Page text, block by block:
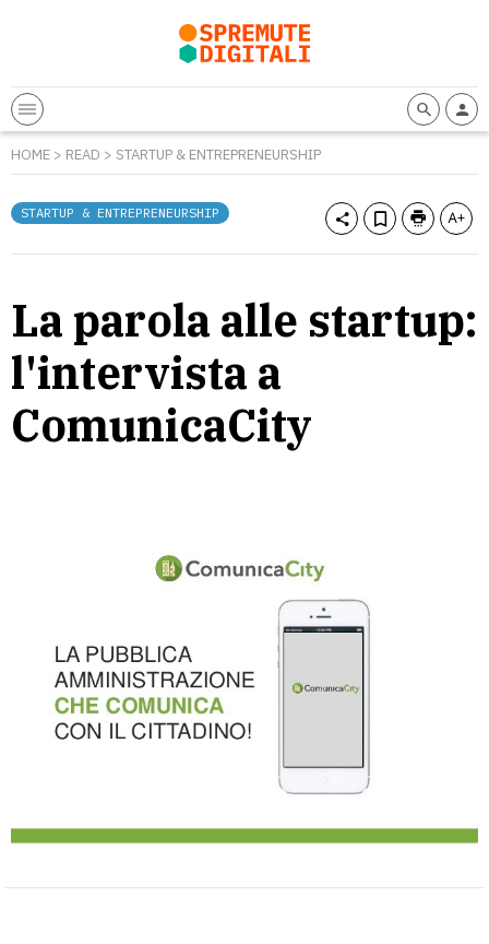
HOME > READ > STARTUP & ENTREPRENEURSHIP
STARTUP & ENTREPRENEURSHIP
La parola alle startup:
l'intervista a
ComunicaCity